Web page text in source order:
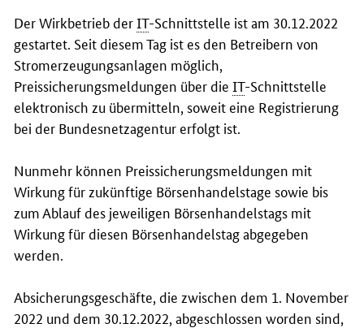
Der Wirkbetrieb derIT-Schnittstelle ist am 30.12.2022
gestartet. Seit diesem Tag ist es den Betreibern von
Stromerzeugungsanlagen möglich,
Preissicherungsmeldungen über die IT-Schnittstelle
elektronisch zu übermitteln, soweit eine Registrierung
bei der Bundesnetzagentur erfolgt ist.
Nunmehr können Preissicherungsmeldungen mit
Wirkung für zukünftige Börsenhandelstage sowie bis
zum Ablauf des jeweiligen Börsenhandelstags mit
Wirkung für diesen Börsenhandelstag abgegeben
werden.
Absicherungsgeschäfte, die zwischen dem 1. November
2022 und dem 30.12.2022, abgeschlossen worden sind,